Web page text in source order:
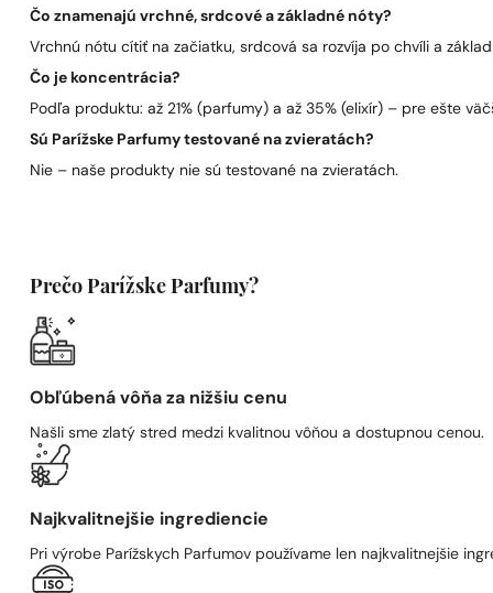
Čo znamenajú vrchné, srdcové a základné nóty?
Vrchnú nótu cítiť na začiatku, srdcová sa rozvíja po chvíli a
Čo je koncentrácia?
Podľa produktu: až 21% (parfumy) a až 35% (elixír) – pre ešte
Sú Parížske Parfumy testované na zvieratách?
Nie – naše produkty nie sú testované na zvieratách.
Prečo Parížske Parfumy?
Obľúbená vôňa za nižšiu cenu
Našli sme zlatý stred medzi kvalitnou vôňou a dostupnou cenou.
Najkvalitnejšie ingrediencie
Pri výrobe Parížskych Parfumov používame len najkvalitnejšie